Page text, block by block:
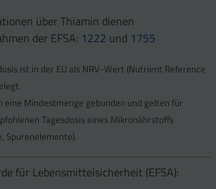
über Thiamin dienen
der EFSA: 1222 und 1755
ist in der EU als NRV-Wert (Nutrient Reference
eine Mindestmenge gebunden und gelten für
Tagesdosis eines Mikronährstoffs
Spurenelemente).
für Lebensmittelsicherheit (EFSA):